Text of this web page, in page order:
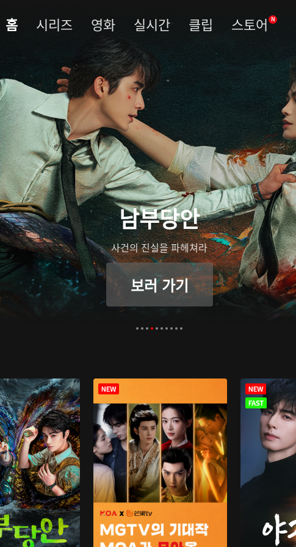
홈 시리즈 영화 실시간 클립 스토어 N
남부당안
사건의 진실을 파헤쳐라
보러 가기